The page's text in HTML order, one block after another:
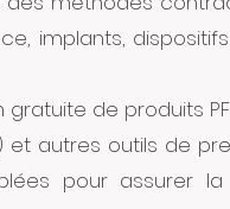
implants,
de produits
autres outils de
pour assurer